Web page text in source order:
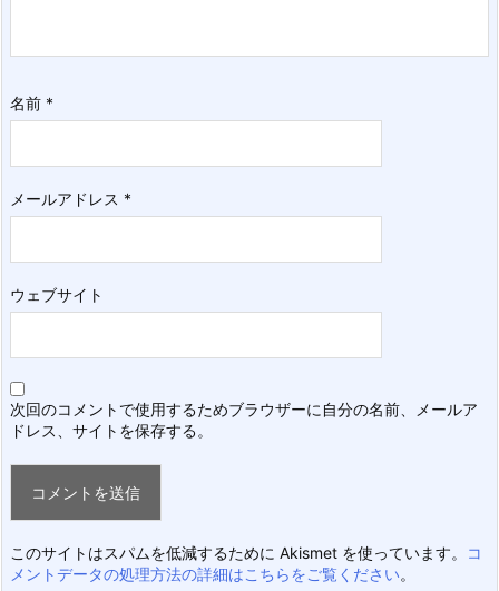
名前 *
メールアドレス *
ウェブサイト
次回のコメントで使用するためブラウザーに自分の名前、メールア
ドレス、サイトを保存する。
このサイトはスパムを低減するために Akismet を使っています。
コ
メントデータの処理方法の詳細はこちらをご覧ください。